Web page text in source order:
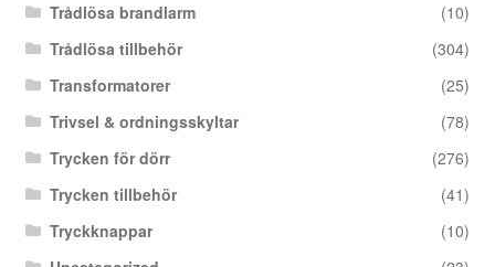
Trådlösa brandlarm
(10)
Trådlösa tillbehör
(304)
Transformatorer
(25)
Trivsel & ordningsskyltar
(78)
Trycken för dörr
(276)
Trycken tillbehör
(41)
Tryckknappar
(10)